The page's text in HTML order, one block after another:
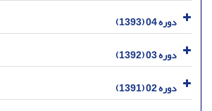
دوره 04 (1393)
دوره 03 (1392)
دوره 02 (1391)